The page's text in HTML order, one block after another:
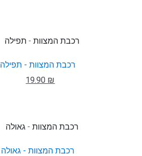
רכבת המצוות - תפילה
19.90 ₪
רכבת המצוות - גאולה